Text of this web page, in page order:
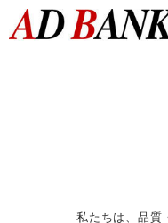
私たちは、品質